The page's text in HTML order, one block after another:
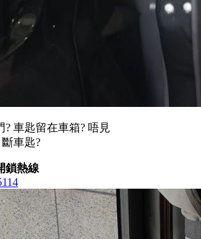
? 車匙留在車箱? 唔見
車匙?
鎖熱線